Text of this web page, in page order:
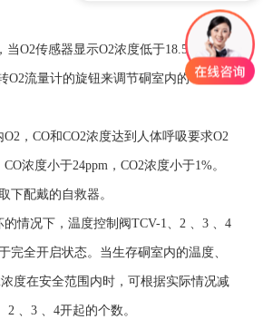
当O2传感器显示O2浓度低于18.5%或高
O2流量计的旋钮来调节硐室内的O2浓
，CO和CO2浓度达到人体呼吸要求O2
浓度小于24ppm，CO2浓度小于1%。
下配戴的自救器。
的情况下，温度控制阀TCV-1、2 、3 、4
完全开启状态。当生存硐室内的温度、
度在安全范围内时，可根据实际情况减
2 、3 、4开起的个数。